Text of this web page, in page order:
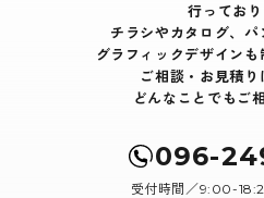
行ってお
チラシやカタログ、パ
グラフィックデザインも
ご相談・お見積り
どんなことでもご
096-
受付時間／9:00-